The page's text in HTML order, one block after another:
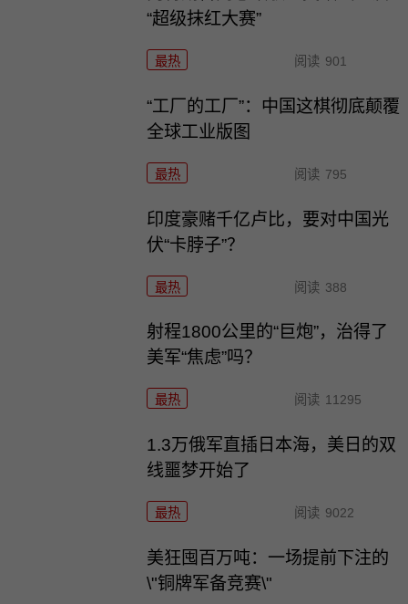
“超级抹红大赛”
最热 阅读 901
“工厂的工厂”：中国这棋彻底颠覆
全球工业版图
最热 阅读 795
印度豪赌千亿卢比，要对中国光
伏“卡脖子”？
最热 阅读 388
射程1800公里的“巨炮”，治得了
美军“焦虑”吗？
最热 阅读 11295
1.3万俄军直插日本海，美日的双
线噩梦开始了
最热 阅读 9022
美狂囤百万吨：一场提前下注的
\"铜牌军备竞赛\"